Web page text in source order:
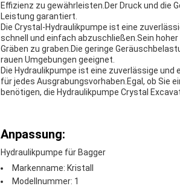
Effizienz zu gewährleisten.Der Druck und die
Leistung garantiert.
Die Crystal-Hydraulikpumpe ist eine
schnell und einfach abzuschließen.Sein
Gräben zu graben.Die geringe
rauen Umgebungen geeignet.
Die Hydraulikpumpe ist eine zuverlässige
für jedes Ausgrabungsvorhaben.Egal, ob Sie
benötigen, die Hydraulikpumpe Crystal
Anpassung:
Hydraulikpumpe für Bagger
Markenname: Kristall
Modellnummer: 1